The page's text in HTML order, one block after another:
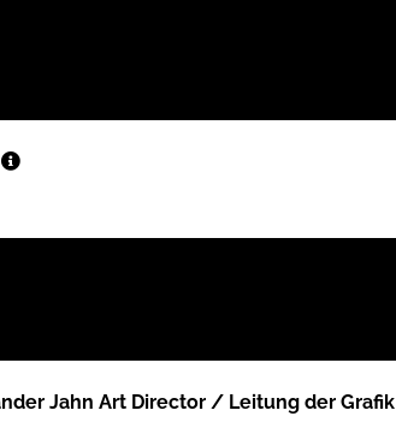
Jahn Art Director / Leitung der Grafik